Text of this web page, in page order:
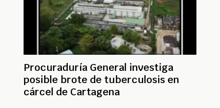
Procuraduría General investiga
posible brote de tuberculosis en
cárcel de Cartagena